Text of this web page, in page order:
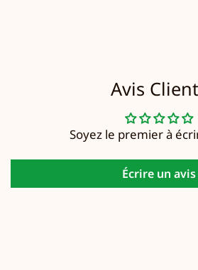
Avis
Soyez le premier à
Écrire un avis